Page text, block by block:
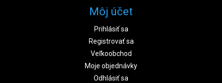
Môj účet
Prihlásiť sa
Registrovať sa
Veľkoobchod
Moje objednávky
Odhlásiť sa